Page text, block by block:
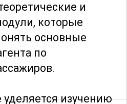
и
которые
основные
по
изучению